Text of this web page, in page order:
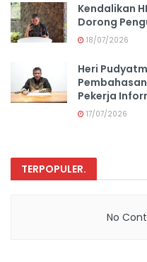
Kendalikan
Dorong
18/07/2026
Heri
Pekerja
17/07/2026
TERPOPULER.
No